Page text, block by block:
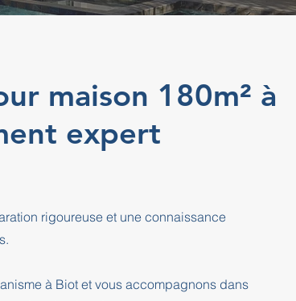
maison 180m² à
expert
rigoureuse et une connaissance
à Biot et vous accompagnons dans